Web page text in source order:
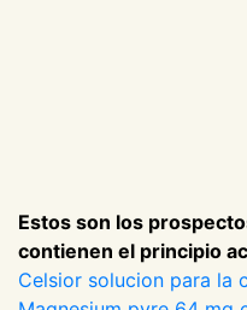
Estos son los
contienen el principio
Celsior solucion para la